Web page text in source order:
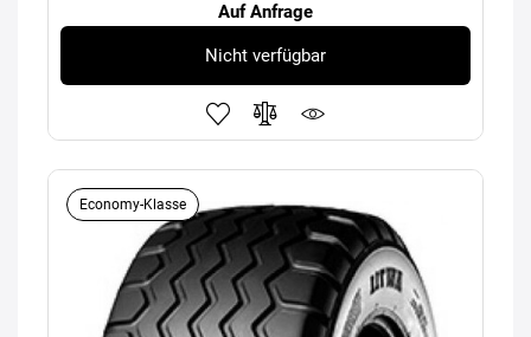
Auf Anfrage
Nicht verfügbar
Economy-Klasse